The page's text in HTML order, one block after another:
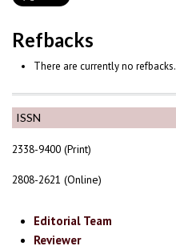
ISSN
2338-9400 (Print)
2808-2621 (Online)
Editorial Team
Reviewer
Refbacks
There are currently no refbacks.